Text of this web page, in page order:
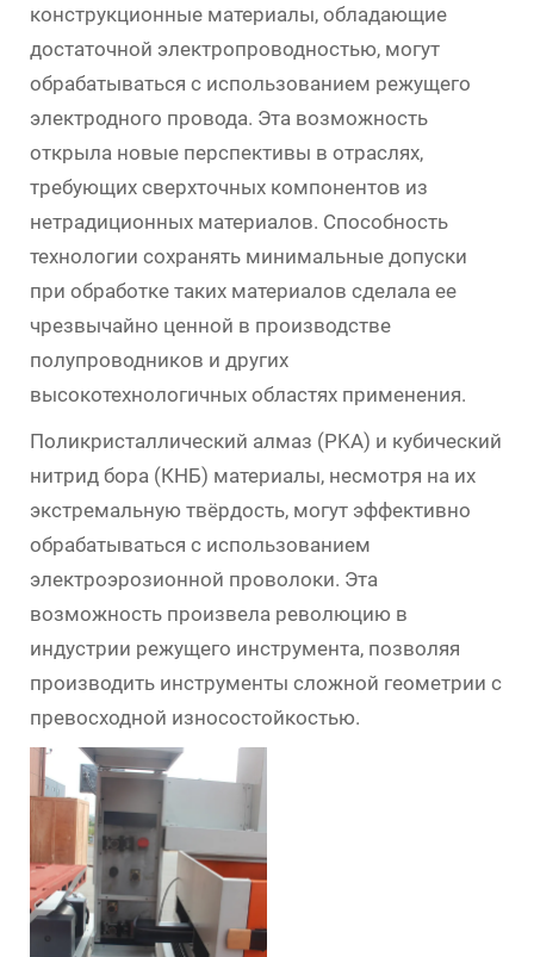
конструкционные материалы, обладающие
достаточной электропроводностью, могут
обрабатываться с использованием режущего
электродного провода. Эта возможность
открыла новые перспективы в отраслях,
требующих сверхточных компонентов из
нетрадиционных материалов. Способность
технологии сохранять минимальные допуски
при обработке таких материалов сделала ее
чрезвычайно ценной в производстве
полупроводников и других
высокотехнологичных областях применения.
Поликристаллический алмаз (PKA) и кубический
нитрид бора (КНБ) материалы, несмотря на их
экстремальную твёрдость, могут эффективно
обрабатываться с использованием
электроэрозионной проволоки. Эта
возможность произвела революцию в
индустрии режущего инструмента, позволяя
производить инструменты сложной геометрии с
превосходной износостойкостью.